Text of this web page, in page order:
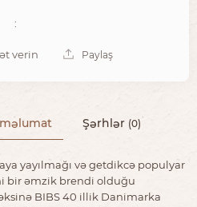
:
verin Paylaş
Şərhlər (0)
yayılmağı və getdikcə populyar
bir əmzik brendi olduğu
BIBS 40 illik Danimarka